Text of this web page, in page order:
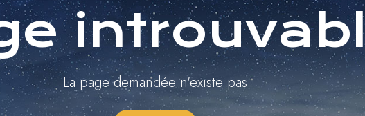
La page demandée n'existe pas